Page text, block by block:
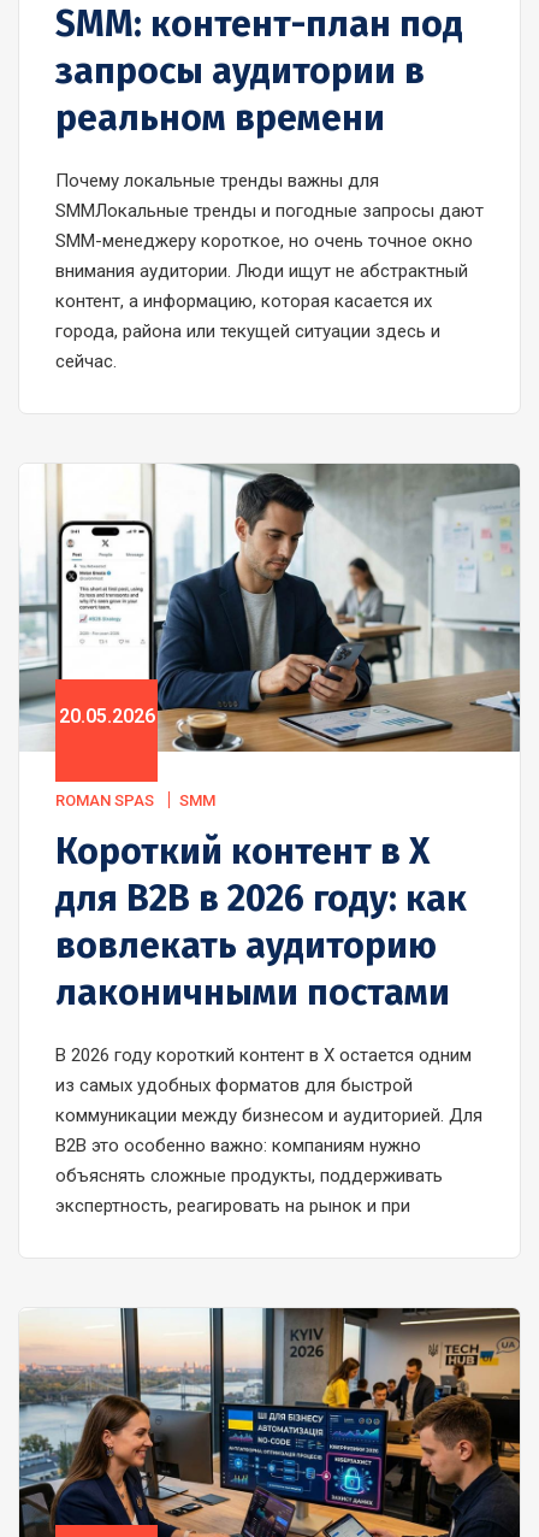
SMM: контент-план под
запросы аудитории в
реальном времени
Почему локальные тренды важны для
SMMЛокальные тренды и погодные запросы дают
SMM-менеджеру короткое, но очень точное окно
внимания аудитории. Люди ищут не абстрактный
контент, а информацию, которая касается их
города, района или текущей ситуации здесь и
сейчас.
20.05.2026
ROMAN SPAS SMM
Короткий контент в X
для B2B в 2026 году: как
вовлекать аудиторию
лаконичными постами
В 2026 году короткий контент в X остается одним
из самых удобных форматов для быстрой
коммуникации между бизнесом и аудиторией. Для
B2B это особенно важно: компаниям нужно
объяснять сложные продукты, поддерживать
экспертность, реагировать на рынок и при